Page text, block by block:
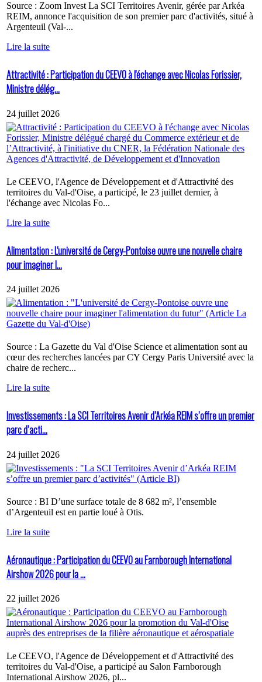
Source : Zoom Invest La SCI Territoires Avenir, gérée par Arkéa
REIM, annonce l'acquisition de son premier parc d'activités, situé à
Argenteuil (Val-...
Lire la suite
Attractivité : Participation du CEEVO à l'échange avec Nicolas Forissier,
Ministre délég...
24 juillet 2026
Le CEEVO, l'Agence de Développement et d'Attractivité des
territoires du Val-d'Oise, a participé, le 23 juillet dernier, à
l'échange avec Nicolas Fo...
Lire la suite
Alimentation : L'université de Cergy-Pontoise ouvre une nouvelle chaire
pour imaginer l...
24 juillet 2026
Source : La Gazette du Val d'Oise Science et alimentation sont au
cœur des recherches lancées par CY Cergy Paris Université avec la
chaire de recherc...
Lire la suite
Investissements : La SCI Territoires Avenir d’Arkéa REIM s’offre un premier
parc d’acti...
24 juillet 2026
Source : BI D’une surface totale de 8 682 m², l’ensemble
d’Argenteuil est en partie loué à Otis.
Lire la suite
Aéronautique : Participation du CEEVO au Farnborough International
Airshow 2026 pour la ...
22 juillet 2026
Le CEEVO, l'Agence de Développement et d'Attractivité des
territoires du Val-d'Oise, a participé au Salon Farnborough
International Airshow 2026, pl...